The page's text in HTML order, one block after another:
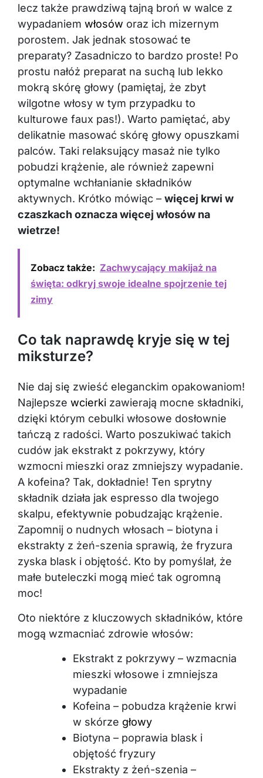
lecz także prawdziwą tajną broń w walce z
wypadaniem włosów oraz ich mizernym
porostem. Jak jednak stosować te
preparaty? Zasadniczo to bardzo proste! Po
prostu nałóż preparat na suchą lub lekko
mokrą skórę głowy (pamiętaj, że zbyt
wilgotne włosy w tym przypadku to
kulturowe faux pas!). Warto pamiętać, aby
delikatnie masować skórę głowy opuszkami
palców. Taki relaksujący masaż nie tylko
pobudzi krążenie, ale również zapewni
optymalne wchłanianie składników
aktywnych. Krótko mówiąc – więcej krwi w
czaszkach oznacza więcej włosów na
wietrze!
Zobacz także: Zachwycający makijaż na
święta: odkryj swoje idealne spojrzenie tej
zimy
Co tak naprawdę kryje się w tej
miksturze?
Nie daj się zwieść eleganckim opakowaniom!
Najlepsze wcierki zawierają mocne składniki,
dzięki którym cebulki włosowe dosłownie
tańczą z radości. Warto poszukiwać takich
cudów jak ekstrakt z pokrzywy, który
wzmocni mieszki oraz zmniejszy wypadanie.
A kofeina? Tak, dokładnie! Ten sprytny
składnik działa jak espresso dla twojego
skalpu, efektywnie pobudzając krążenie.
Zapomnij o nudnych włosach – biotyna i
ekstrakty z żeń-szenia sprawią, że fryzura
zyska blask i objętość. Kto by pomyślał, że
małe buteleczki mogą mieć tak ogromną
moc!
Oto niektóre z kluczowych składników, które
mogą wzmacniać zdrowie włosów:
Ekstrakt z pokrzywy – wzmacnia
mieszki włosowe i zmniejsza
wypadanie
Kofeina – pobudza krążenie krwi
w skórze głowy
Biotyna – poprawia blask i
objętość fryzury
Ekstrakty z żeń-szenia –